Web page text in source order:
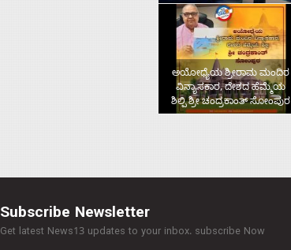
ಅಯೋಧ್ಯೆಯ ಶ್ರೀರಾಮ ಮಂದಿರ
ವಿನ್ಯಾಸಕಾರ, ದೇಶದ ಹೆಮ್ಮೆಯ
ಶಿಲ್ಪಿ ಶ್ರೀ ಚಂದ್ರಕಾಂತ್‌ ಸೋಂಪುರ
Subscribe Newsletter
Get latest News13 updates to your inbox. subscribe Now